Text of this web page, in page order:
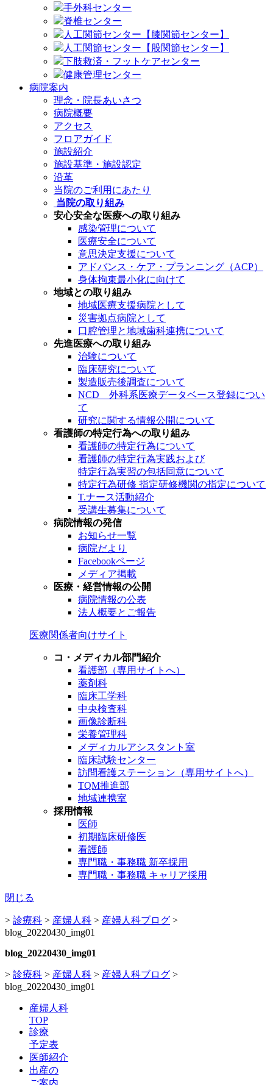
手外科センター
脊椎センター
人工関節センター【膝関節センター】
人工関節センター【股関節センター】
下肢救済・フットケアセンター
健康管理センター
病院案内
理念・院長あいさつ
病院概要
アクセス
フロアガイド
施設紹介
施設基準・施設認定
沿革
当院のご利用にあたり
当院の取り組み
安心安全な医療への取り組み
感染管理について
医療安全について
意思決定支援について
アドバンス・ケア・プランニング（ACP）
身体拘束最小化に向けて
地域との取り組み
地域医療支援病院として
災害拠点病院として
口腔管理と地域歯科連携について
先進医療への取り組み
治験について
臨床研究について
製造販売後調査について
NCD 外科系医療データベース登録につい
て
研究に関する情報公開について
看護師の特定行為への取り組み
看護師の特定行為について
看護師の特定行為実践および
特定行為実習の包括同意について
特定行為研修 指定研修機関の指定について
T.ナース活動紹介
受講生募集について
病院情報の発信
お知らせ一覧
病院だより
Facebookページ
メディア掲載
医療・経営情報の公開
病院情報の公表
法人概要とご報告
医療関係者向けサイト
コ・メディカル部門紹介
看護部（専用サイトへ）
薬剤科
臨床工学科
中央検査科
画像診断科
栄養管理科
メディカルアシスタント室
臨床試験センター
訪問看護ステーション（専用サイトへ）
TQM推進部
地域連携室
採用情報
医師
初期臨床研修医
看護師
専門職・事務職 新卒採用
専門職・事務職 キャリア採用
閉じる
> 診療科 > 産婦人科 > 産婦人科ブログ >
blog_20220430_img01
blog_20220430_img01
> 診療科 > 産婦人科 > 産婦人科ブログ >
blog_20220430_img01
産婦人科
TOP
診療
予定表
医師紹介
出産の
ご案内